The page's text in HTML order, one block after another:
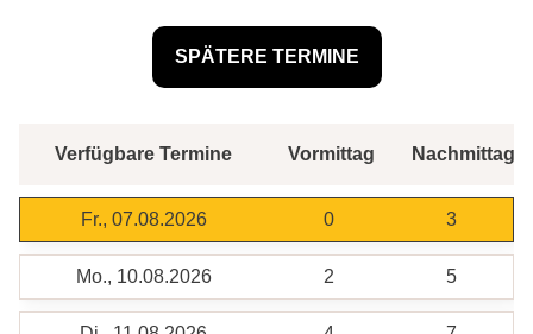
Verfügbare Termine Vormittag Nachmittag
Fr., 07.08.2026 0 3
Mo., 10.08.2026 2 5